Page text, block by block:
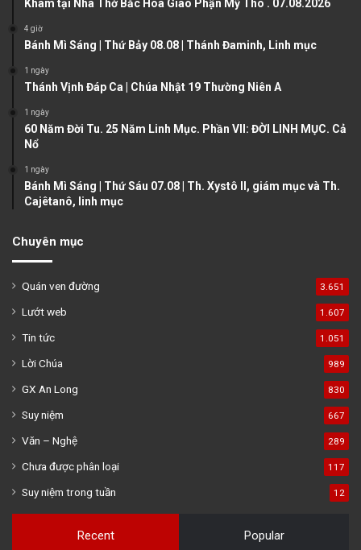
s
e
Khâm tại Nhà Thờ Bắc Hòa Giáo Phận Mỹ Tho . 07.08.2026
4 giờ
Bánh Mì Sáng | Thứ Bảy 08.08 | Thánh Đaminh, Linh mục
1 ngày
Thánh Vịnh Đáp Ca | Chúa Nhật 19 Thường Niên A
1 ngày
60 Năm Đời Tu. 25 Năm Linh Mục. Phần VII: ĐỜI LINH MỤC. Cả
Nổ
1 ngày
Bánh Mì Sáng | Thứ Sáu 07.08 | Th. Xystô II, giám mục và Th.
Cajêtanô, linh mục
Chuyên mục
Quán ven đường 3.651
Lướt web 1.607
Tin tức 1.051
Lời Chúa 989
GX An Long 830
Suy niệm 667
Văn – Nghệ 289
Chưa được phân loại 117
Suy niệm trong tuần 12
Recent Popular